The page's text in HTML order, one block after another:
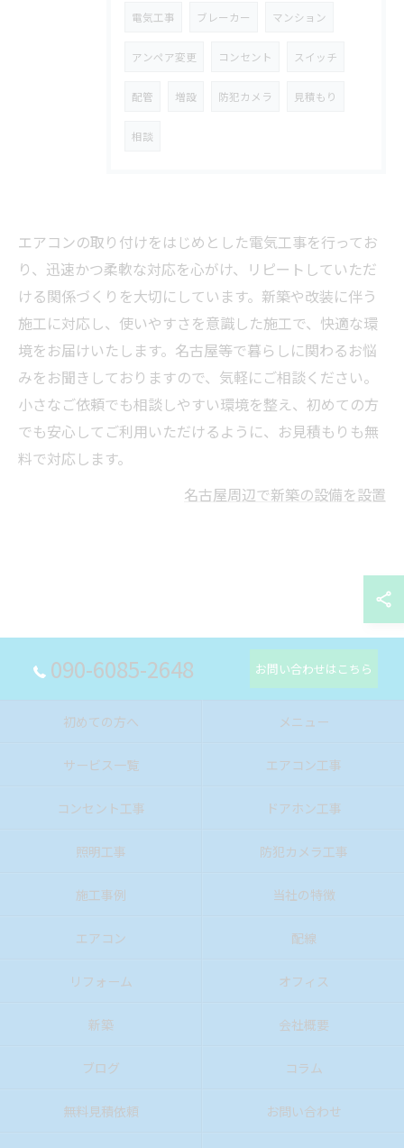
電気工事 ブレーカー マンション
アンペア変更 コンセント スイッチ
配管 増設 防犯カメラ 見積もり
相談
エアコンの取り付けをはじめとした電気工事を行ってお
り、迅速かつ柔軟な対応を心がけ、リピートしていただ
ける関係づくりを大切にしています。新築や改装に伴う
施工に対応し、使いやすさを意識した施工で、快適な環
境をお届けいたします。名古屋等で暮らしに関わるお悩
みをお聞きしておりますので、気軽にご相談ください。
小さなご依頼でも相談しやすい環境を整え、初めての方
でも安心してご利用いただけるように、お見積もりも無
料で対応します。
名古屋周辺で新築の設備を設置
090-6085-2648 お問い合わせはこちら
初めての方へ メニュー
サービス一覧 エアコン工事
コンセント工事 ドアホン工事
照明工事 防犯カメラ工事
施工事例 当社の特徴
エアコン 配線
リフォーム オフィス
新築 会社概要
ブログ コラム
無料見積依頼 お問い合わせ